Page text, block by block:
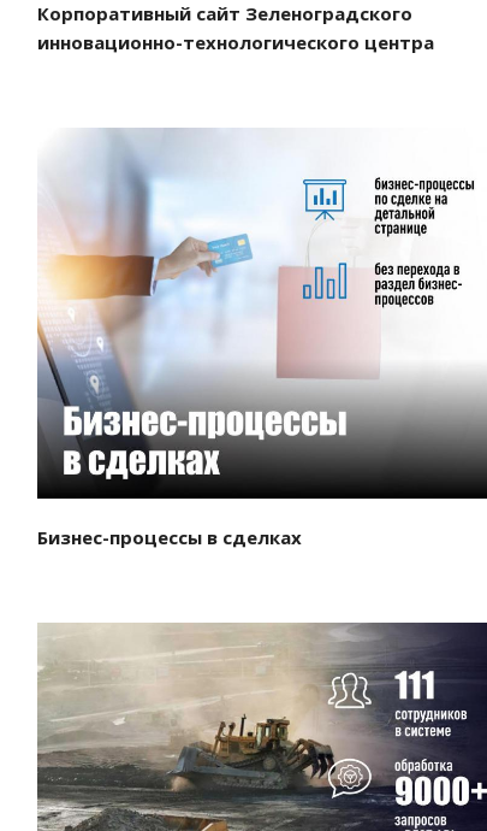
Корпоративный сайт Зеленоградского
инновационно-технологического центра
Бизнес-процессы в сделках
Смотреть проект